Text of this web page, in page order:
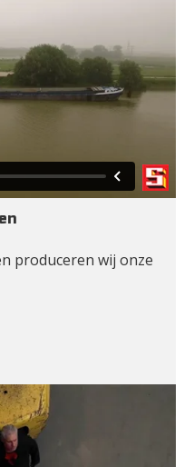
produceren wij onze